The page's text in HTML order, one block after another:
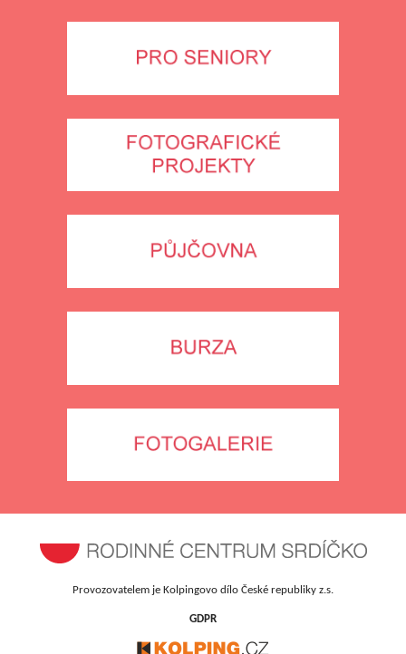
Provozovatelem je Kolpingovo dílo České republiky z.s.
GDPR